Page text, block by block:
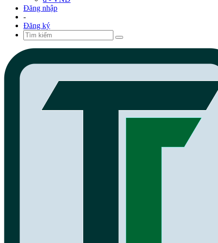
Đăng nhập
-
Đăng ký